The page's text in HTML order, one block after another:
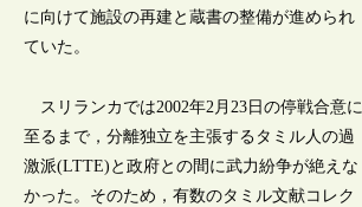
に向けて施設の再建と蔵書の整備が進められ
ていた。
スリランカでは2002年2月23日の停戦合意に
至るまで，分離独立を主張するタミル人の過
激派(LTTE)と政府との間に武力紛争が絶えな
かった。そのため，有数のタミル文献コレク